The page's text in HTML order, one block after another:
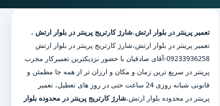
تعمیر پرینتر در بلوار ارتش،شارژ کارتریج پرینتر در بلوار ارتش ،
تعمیر پرینتر در بلوار ارتش،شارژ کارتریج پرینتر در بلوار ارتش
09233936258-آقای صادقیان با حضور نزدیکترین تعمیرکار مجرب
پرینتر در سریع ترین زمان و مکان و ارزان تر از همه جا مطمئن و
قانونی شبانه روزی 24 ساعت حتی در روز های تعطیل، تعمیر
پرینتر در محدوده بلوار ارتش،شارژ کارتریج پرینتر در محدوده بلوار